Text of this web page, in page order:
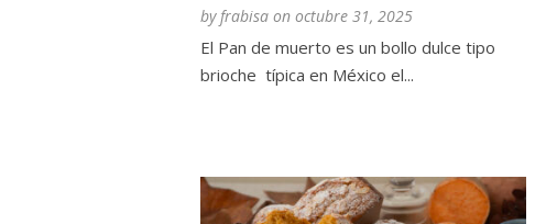
byfrabisa on octubre 31, 2025
El Pan de muerto es un bollo dulce tipo
brioche típica en México el...